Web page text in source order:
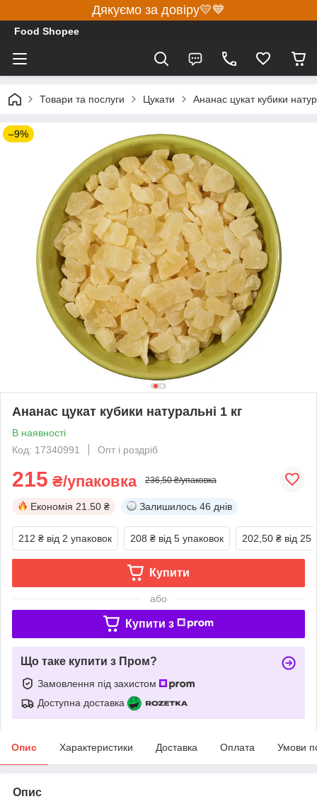
Дякуємо за довіру💛💙
Food Shopee
Товари та послуги Цукати Ананас цукат кубики
–9%
Ананас цукат кубики натуральні 1 кг
В наявності
Код: 17340991
Опт і роздріб
215 ₴/упаковка 236,50 ₴/упаковка
Економія 21.50 ₴ Залишилось 46 днів
212 ₴ від 2 упаковок 208 ₴ від 5 упаковок 202,50 ₴ від 25
Купити
або
Купити з
Що таке купити з Пром?
Замовлення під захистом
Доступна доставка
Опис Характеристики Доставка Оплата Умови
Опис